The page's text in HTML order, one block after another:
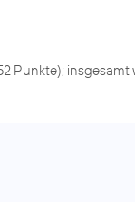
Punkte);